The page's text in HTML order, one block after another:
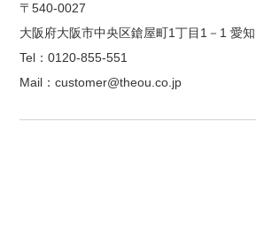
〒540-0027
大阪府大阪市中央区鎗屋町1丁目1－1 愛
Tel：0120-855-551
Mail：customer@theou.co.jp